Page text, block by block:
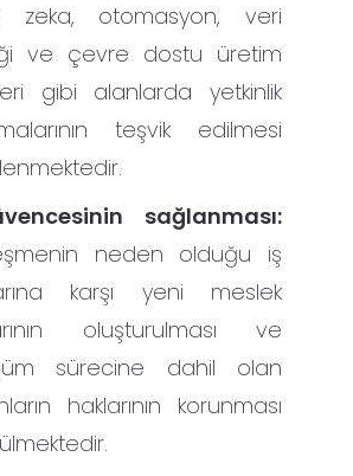
zeka, otomasyon, veri
ve çevre dostu üretim
gibi alanlarda yetkinlik
teşvik edilmesi
sağlanması:
neden olduğu iş
karşı yeni meslek
oluşturulması ve
sürecine dahil olan
haklarının korunması